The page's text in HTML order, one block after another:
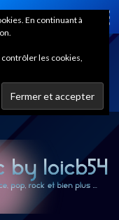
En continuant à
les cookies,